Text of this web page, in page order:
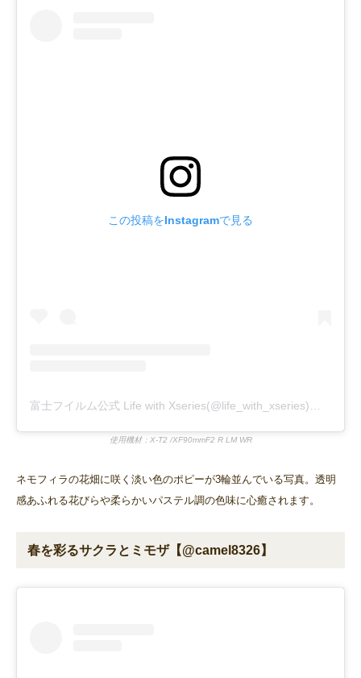
この投稿をInstagramで見る
富士フイルム公式 Life with Xseries(@life_with_xseries)がシェアした投稿
使用機材：X-T2 /XF90mmF2 R LM WR
ネモフィラの花畑に咲く淡い色のポピーが3輪並んでいる写真。透明
感あふれる花びらや柔らかいパステル調の色味に心癒されます。
春を彩るサクラとミモザ【@camel8326】